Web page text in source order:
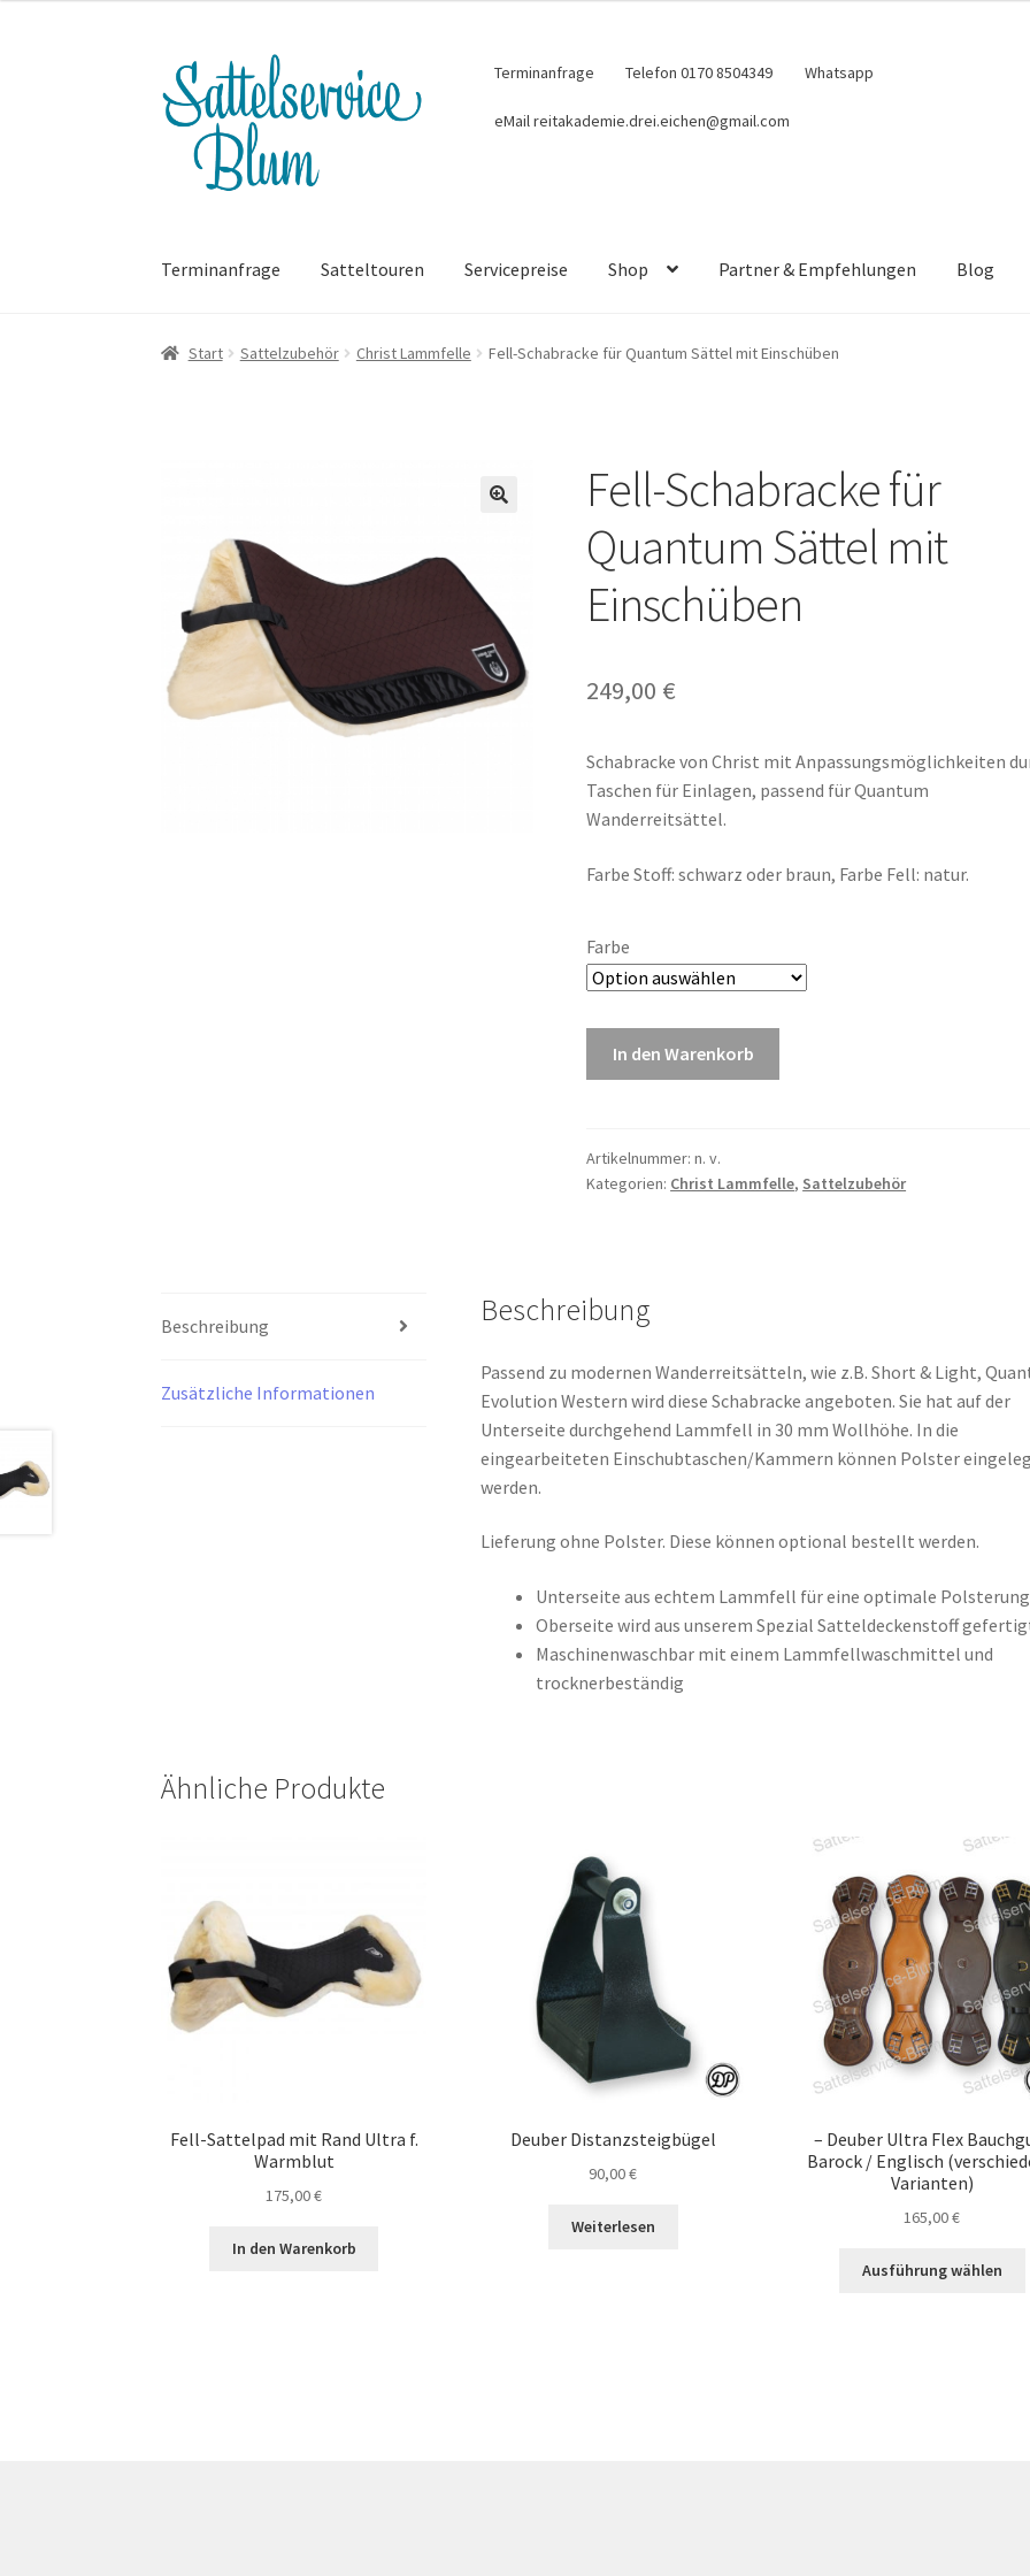
Zur
Navigation
springen
Zum
Inhalt
springen
Terminanfrage Telefon 0170 8504349 Whatsapp
eMail reitakademie.drei.eichen@gmail.com
Terminanfrage Satteltouren Servicepreise Shop Partner & Empfehlungen Blog
Start Sattelzubehör Christ Lammfelle Fell-Schabracke für Quantum Sättel mit Einschüben
Fell-Schabracke für
Quantum Sättel mit
Einschüben
249,00 €
Schabracke von Christ mit Anpassungsmöglichkeiten
Taschen für Einlagen, passend für Quantum
Wanderreitsättel.
Farbe Stoff: schwarz oder braun, Farbe Fell: natur.
Farbe
Sättel
mit
In den Warenkorb
Artikelnummer:n. v.
Kategorien: Christ Lammfelle, Sattelzubehör
Beschreibung
Zusätzliche Informationen
Beschreibung
Passend zu modernen Wanderreitsätteln, wie z.B. Short & Light,
Evolution Western wird diese Schabracke angeboten. Sie hat auf der
Unterseite durchgehend Lammfell in 30 mm Wollhöhe. In die
eingearbeiteten Einschubtaschen/Kammern können Polster
werden.
Lieferung ohne Polster. Diese können optional bestellt werden.
Unterseite aus echtem Lammfell für eine optimale Polsterung
Oberseite wird aus unserem Spezial Satteldeckenstoff
Maschinenwaschbar mit einem Lammfellwaschmittel und
trocknerbeständig
Ähnliche Produkte
Fell-Sattelpad mit Rand Ultra f.
Warmblut
175,00€
In den Warenkorb
Deuber Distanzsteigbügel
90,00€
Weiterlesen
– Deuber Ultra Flex
Barock / Englisch
Varianten)
165,00€
Ausführung wählen